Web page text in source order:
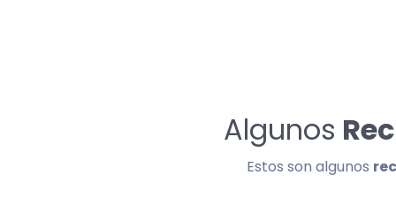
Algunos
Estos son algunos